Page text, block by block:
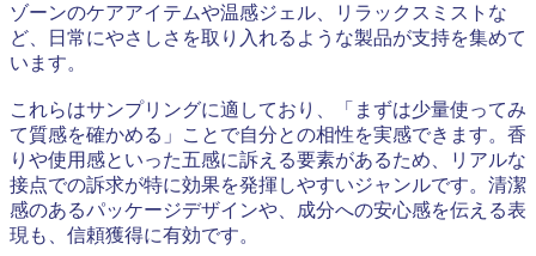
ゾーンのケアアイテムや温感ジェル、リラックスミストな
ど、日常にやさしさを取り入れるような製品が支持を集めて
います。
これらはサンプリングに適しており、「まずは少量使ってみ
て質感を確かめる」ことで自分との相性を実感できます。香
りや使用感といった五感に訴える要素があるため、リアルな
接点での訴求が特に効果を発揮しやすいジャンルです。清潔
感のあるパッケージデザインや、成分への安心感を伝える表
現も、信頼獲得に有効です。